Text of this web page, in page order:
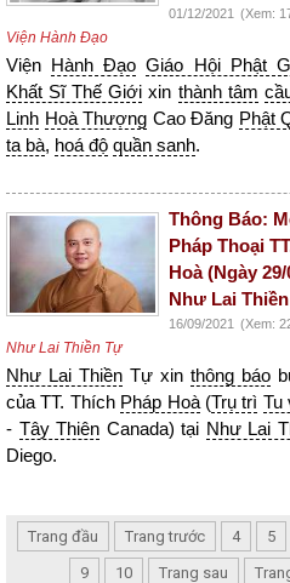
01/12/2021 (Xem:
Viện Hành Đạo
Viện Hành Đạo Giáo Hội Phật
Khất Sĩ Thế Giới xin thành tâm
Linh Hoà Thượng Cao Đăng Phật
ta bà, hoá độ quần sanh.
Thông Báo:
Pháp Thoại
Hoà (Ngày
Như Lai
16/09/2021 (Xem:
Như Lai Thiền Tự
Như Lai Thiền Tự xin thông báo
của TT. Thích Pháp Hoà(Trụ trì Tu
- Tây Thiên Canada) tại Như Lai
Diego.
Trang đầu Trang trước 4 5
9
10 Trang sau